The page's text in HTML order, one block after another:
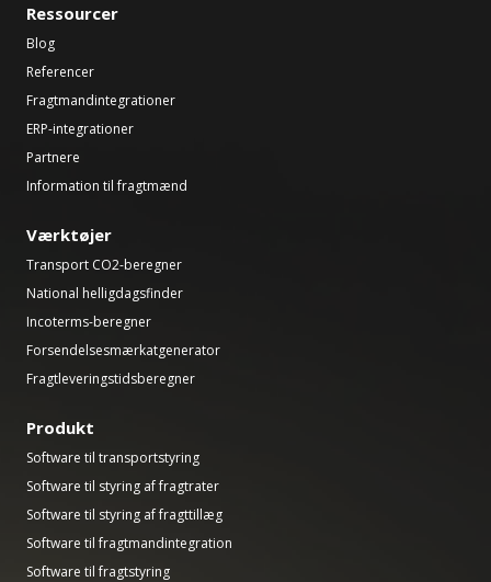
Ressourcer
Blog
Referencer
Fragtmandintegrationer
ERP-integrationer
Partnere
Information til fragtmænd
Værktøjer
Transport CO2-beregner
National helligdagsfinder
Incoterms-beregner
Forsendelsesmærkatgenerator
Fragtleveringstidsberegner
Produkt
Software til transportstyring
Software til styring af fragtrater
Software til styring af fragttillæg
Software til fragtmandintegration
Software til fragtstyring